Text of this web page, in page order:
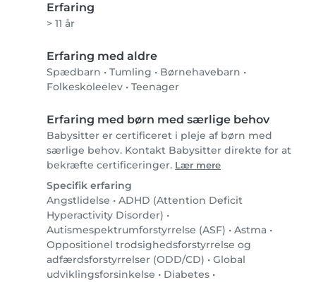
Erfaring
> 11 år
Erfaring med aldre
Spædbarn • Tumling • Børnehavebarn •
Folkeskoleelev • Teenager
Erfaring med børn med særlige behov
Babysitter er certificeret i pleje af børn med
særlige behov. Kontakt Babysitter direkte for at
bekræfte certificeringer. Lær mere
Specifik erfaring
Angstlidelse • ADHD (Attention Deficit
Hyperactivity Disorder) •
Autismespektrumforstyrrelse (ASF) • Astma •
Oppositionel trodsighedsforstyrrelse og
adfærdsforstyrrelser (ODD/CD) • Global
udviklingsforsinkelse • Diabetes •